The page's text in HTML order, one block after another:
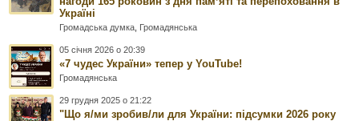
Україні
Громадська думка Громадянська
05 січня 2026 о 20:39
«7 чудес України» тепер у YouTube!
Громадянська
29 грудня 2025 о 21:22
"Що я/ми зробив/ли для України: підсумки 2026 року